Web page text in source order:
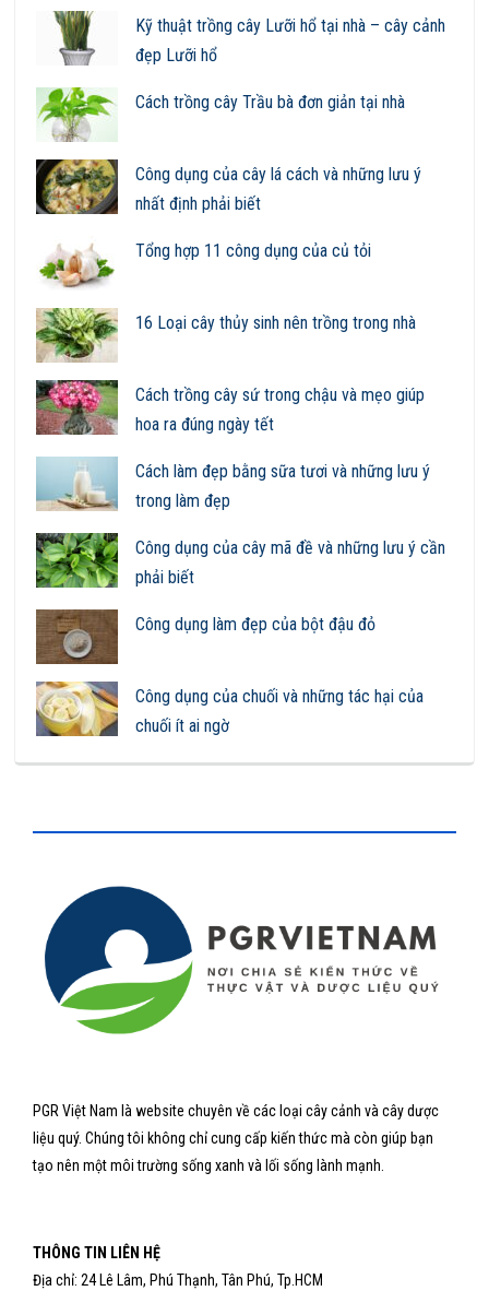
Kỹ thuật trồng cây Lưỡi hổ tại nhà – cây cảnh
đẹp Lưỡi hổ
Cách trồng cây Trầu bà đơn giản tại nhà
Công dụng của cây lá cách và những lưu ý
nhất định phải biết
Tổng hợp 11 công dụng của củ tỏi
16 Loại cây thủy sinh nên trồng trong nhà
Cách trồng cây sứ trong chậu và mẹo giúp
hoa ra đúng ngày tết
Cách làm đẹp bằng sữa tươi và những lưu ý
trong làm đẹp
Công dụng của cây mã đề và những lưu ý cần
phải biết
Công dụng làm đẹp của bột đậu đỏ
Công dụng của chuối và những tác hại của
chuối ít ai ngờ
PGR Việt Nam là website chuyên về các loại cây cảnh và cây dược
liệu quý. Chúng tôi không chỉ cung cấp kiến thức mà còn giúp bạn
tạo nên một môi trường sống xanh và lối sống lành mạnh.
THÔNG TIN LIÊN HỆ
Địa chỉ: 24 Lê Lâm, Phú Thạnh, Tân Phú, Tp.HCM